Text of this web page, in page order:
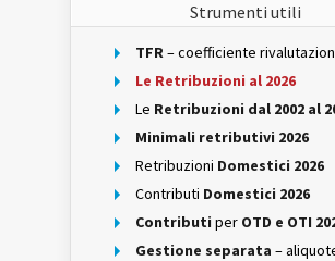
Strumenti utili
TFR– coefficiente
Le Retribuzioni al 2026
Le Retribuzioni dal 2002 al
Minimali retributivi 2026
Retribuzioni Domestici 2026
Contributi Domestici 2026
Contributi per OTD e OTI
Gestione separata –